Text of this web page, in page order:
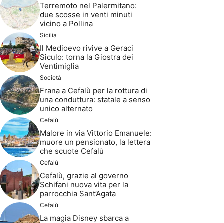
Terremoto nel Palermitano:
due scosse in venti minuti
vicino a Pollina
Sicilia
Il Medioevo rivive a Geraci
Siculo: torna la Giostra dei
Ventimiglia
Società
Frana a Cefalù per la rottura di
una conduttura: statale a senso
unico alternato
Cefalù
Malore in via Vittorio Emanuele:
muore un pensionato, la lettera
che scuote Cefalù
Cefalù
Cefalù, grazie al governo
Schifani nuova vita per la
parrocchia Sant’Agata
Cefalù
La magia Disney sbarca a